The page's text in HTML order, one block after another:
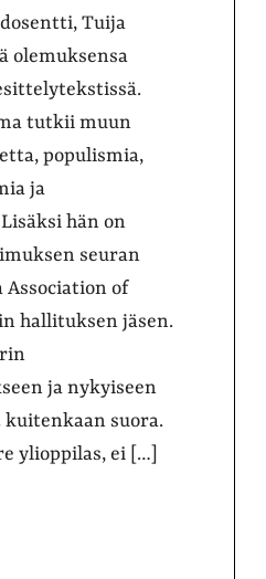
Tuija
olemuksensa
tutkii muun
populismia,
ja
hän on
seuran
Association of
hallituksen jäsen.
ja nykyiseen
kuitenkaan suora.
ylioppilas, ei […]